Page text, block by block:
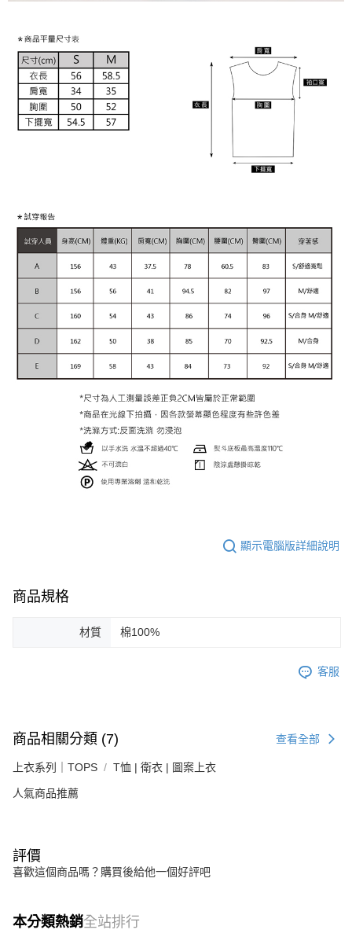
顯示電腦版詳細說明
商品規格
材質 棉100%
客服
商品相關分類 (7) 查看全部
上衣系列｜TOPS T恤 | 衛衣 | 圖案上衣
人氣商品推薦
評價
喜歡這個商品嗎？購買後給他一個好評吧
本分類熱銷全站排行